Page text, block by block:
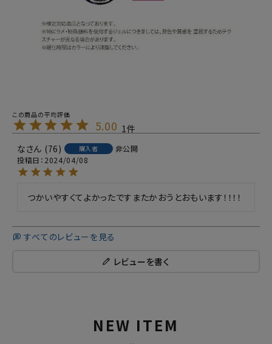
5.00 1
な
76 購入者
非公開
投稿日
2024/04/08
つかいやすくてよかったですまたかおうとおもいます！！！！
すべてのレビューを見る
レビューを書く
NEW ITEM